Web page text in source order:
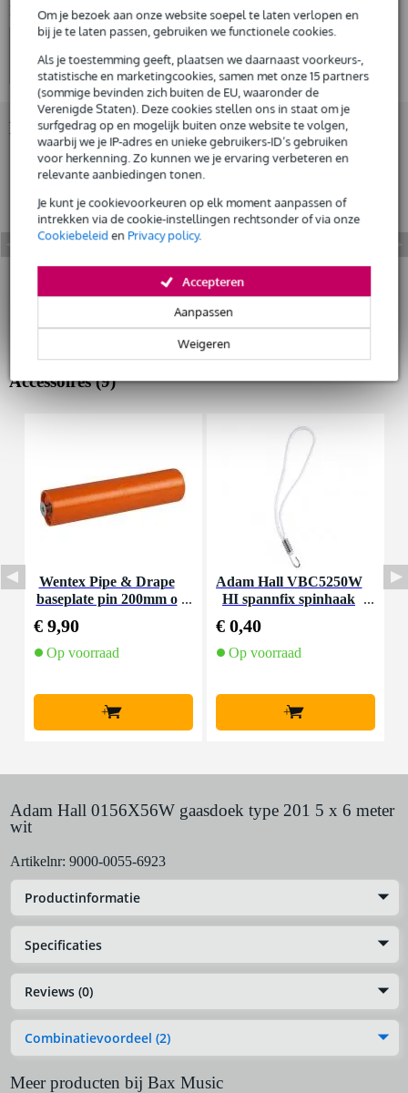
Om je bezoek aan onze website soepel te laten verlopen en
bij je te laten passen, gebruiken we functionele cookies.
Als je toestemming geeft, plaatsen we daarnaast voorkeurs-,
statistische en marketingcookies, samen met onze 15 partners
(sommige bevinden zich buiten de EU, waaronder de
Verenigde Staten). Deze cookies stellen ons in staat om je
surfgedrag op en mogelijk buiten onze website te volgen,
waarbij we je IP-adres en unieke gebruikers-ID’s gebruiken
voor herkenning. Zo kunnen we je ervaring verbeteren en
relevante aanbiedingen tonen.
Je kunt je cookievoorkeuren op elk moment aanpassen of
intrekken via de cookie-instellingen rechtsonder of via onze
Cookiebeleiden Privacy policy.
Weigeren
Aanpassen
Accepteren
Huur dit product
Bekijk ook eens (4)
Bekijk ook eens (1)
Accessoires (9)
Wentex Pipe & Drape
baseplate pin 200mm o
€ 9,90
Op voorraad
+
Adam Hall VBC5250W
HI spannfix spinhaak
€ 0,40
Op voorraad
+
Adam Hall 0156X56W gaasdoek type 201 5 x 6 meter
wit
Artikelnr: 9000-0055-6923
Productinformatie
Specificaties
Reviews (0)
Combinatievoordeel (2)
Meer producten bij Bax Music